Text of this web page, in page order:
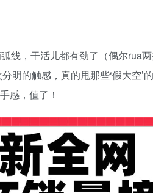
线，干活儿都有劲了（偶尔rua两
明的触感，真的甩那些‘假大空’
感，值了！